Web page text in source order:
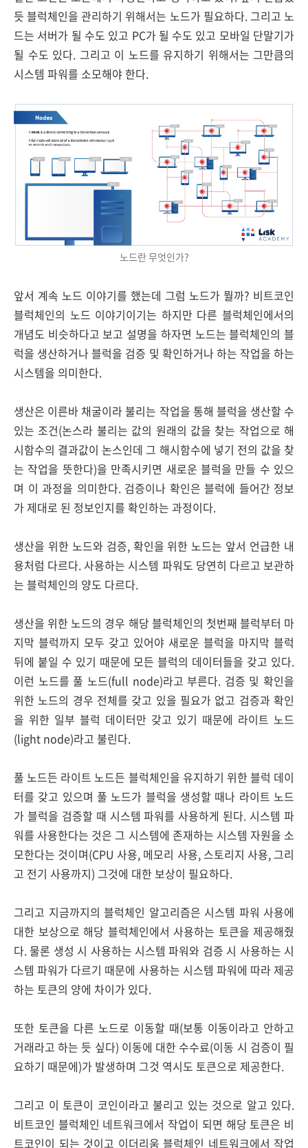
듯 블럭체인을 관리하기 위해서는 노드가 필요하다. 그리고 노
드는 서버가 될 수도 있고 PC가 될 수도 있고 모바일 단말기가
될 수도 있다. 그리고 이 노드를 유지하기 위해서는 그만큼의
시스템 파워를 소모해야 한다.
노드란 무엇인가?
앞서 계속 노드 이야기를 했는데 그럼 노드가 뭘까? 비트코인
블럭체인의 노드 이야기이기는 하지만 다른 블럭체인에서의
개념도 비슷하다고 보고 설명을 하자면 노드는 블럭체인의 블
럭을 생산하거나 블럭을 검증 및 확인하거나 하는 작업을 하는
시스템을 의미한다.
생산은 이른바 채굴이라 불리는 작업을 통해 블럭을 생산할 수
있는 조건(논스라 불리는 값의 원래의 값을 찾는 작업으로 해
시함수의 결과값이 논스인데 그 해시함수에 넣기 전의 값을 찾
는 작업을 뜻한다)을 만족시키면 새로운 블럭을 만들 수 있으
며 이 과정을 의미한다. 검증이나 확인은 블럭에 들어간 정보
가 제대로 된 정보인지를 확인하는 과정이다.
생산을 위한 노드와 검증, 확인을 위한 노드는 앞서 언급한 내
용처럼 다르다. 사용하는 시스템 파워도 당연히 다르고 보관하
는 블럭체인의 양도 다르다.
생산을 위한 노드의 경우 해당 블럭체인의 첫번째 블럭부터 마
지막 블럭까지 모두 갖고 있어야 새로운 블럭을 마지막 블럭
뒤에 붙일 수 있기 때문에 모든 블럭의 데이터들을 갖고 있다.
이런 노드를 풀 노드(full node)라고 부른다. 검증 및 확인을
위한 노드의 경우 전체를 갖고 있을 필요가 없고 검증과 확인
을 위한 일부 블럭 데이터만 갖고 있기 때문에 라이트 노드
(light node)라고 불린다.
풀 노드든 라이트 노드든 블럭체인을 유지하기 위한 블럭 데이
터를 갖고 있으며 풀 노드가 블럭을 생성할 때나 라이트 노드
가 블럭을 검증할 때 시스템 파워를 사용하게 된다. 시스템 파
워를 사용한다는 것은 그 시스템에 존재하는 시스템 자원을 소
모한다는 것이며(CPU 사용, 메모리 사용, 스토리지 사용, 그리
고 전기 사용까지) 그것에 대한 보상이 필요하다.
그리고 지금까지의 블럭체인 알고리즘은 시스템 파워 사용에
대한 보상으로 해당 블럭체인에서 사용하는 토큰을 제공해줬
다.물론 생성 시 사용하는 시스템 파워와 검증 시 사용하는 시
스템 파워가 다르기 때문에 사용하는 시스템 파워에 따라 제공
하는 토큰의 양에 차이가 있다.
또한 토큰을 다른 노드로 이동할 때(보통 이동이라고 안하고
거래라고 하는 듯 싶다) 이동에 대한 수수료(이동 시 검증이 필
요하기 때문에)가 발생하며 그것 역시도 토큰으로 제공한다.
그리고 이 토큰이 코인이라고 불리고 있는 것으로 알고 있다.
비트코인 블럭체인 네트워크에서 작업이 되면 해당 토큰은 비
트코인이 되는 것이고 이더리움 블럭체인 네트워크에서 작업